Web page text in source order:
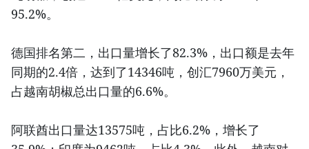
95.2%。
德国排名第二，出口量增长了82.3%，出口额是去年
同期的2.4倍，达到了14346吨，创汇7960万美元，
占越南胡椒总出口量的6.6%。
阿联酋出口量达13575吨，占比6.2%，增长了